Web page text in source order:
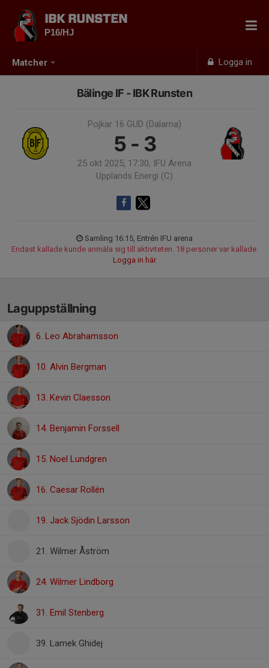
Matcher Logga in
IBK RUNSTEN
P16/HJ
Bälinge IF - IBK Runsten
Pojkar 16 GUD (Dalarna)
5 - 3
25 okt 2025, 17:30, IFU Arena
Upplands Energi (C)
Samling 16:15, Entrén IFU arena
Endast kallade kunde anmäla sig till aktiviteten. 18 personer var kallade.
Logga in här
Laguppställning
6. Leo Abrahamsson
10. Alvin Bergman
13. Kevin Claesson
14. Benjamin Forssell
15. Noel Lundgren
16. Caesar Rollén
19. Jack Sjödin Larsson
21. Wilmer Åström
24. Wilmer Lindborg
31. Emil Stenberg
39. Lamek Ghidej